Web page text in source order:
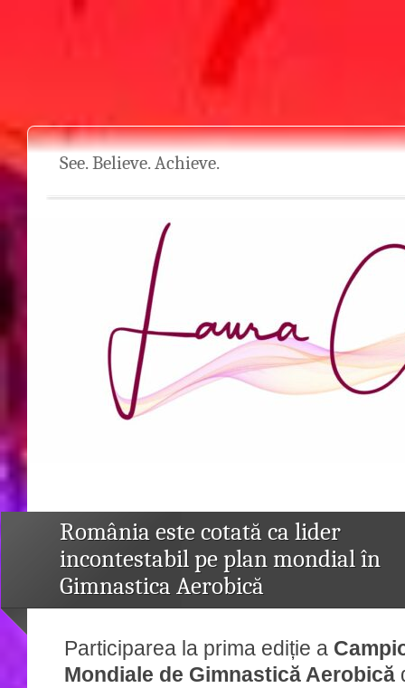
See. Believe. Achieve.
România este cotată ca lider
incontestabil pe plan mondial în
Gimnastica Aerobică
Participarea la prima ediție a
Mondiale de Gimnastică Aerobică